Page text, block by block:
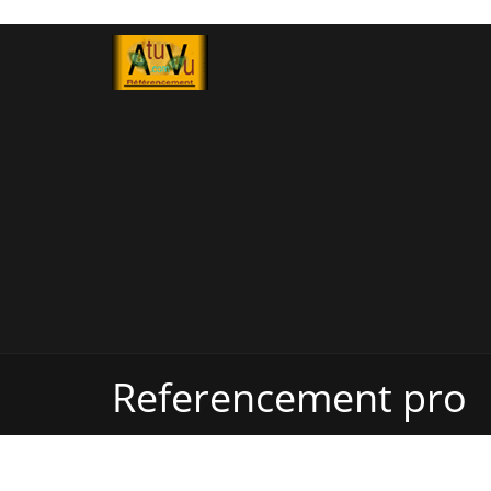
Referencement pro